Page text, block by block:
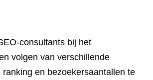
consultants bij het
volgen van verschillende
en bezoekersaantallen te